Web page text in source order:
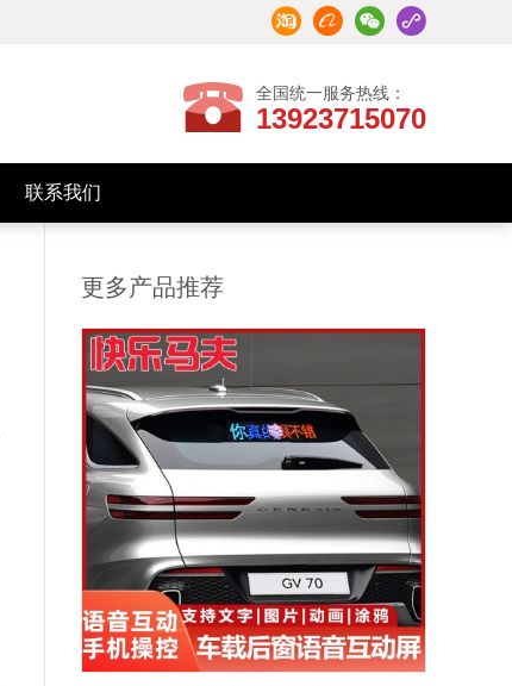
全国统一服务热线：
13923715070
联系我们
招商加盟
更多产品推荐